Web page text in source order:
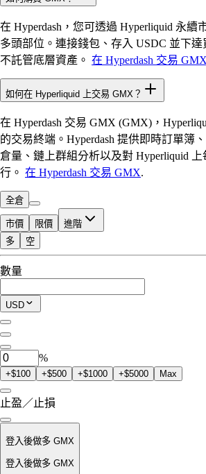
在 Hyperdash，您可透過 Hyperliquid 永續
多頭部位。連接錢包、存入 USDC 並下達
不託管底層資產。 在 Hyperdash 交易 GMX
如何在 Hyperliquid 上交易 GMX？
在 Hyperdash 交易 GMX (GMX)，
的交易終端。Hyperdash 提供即時訂單簿
倉量、鏈上群組分析以及對 Hyperliquid
行。 在 Hyperdash 交易 GMX.
全倉
市價 限價 進階
可交易額度
$0.00
當前持倉
0 GMX
多 空
數量
USD
%
+$100 +$500 +$1000 +$5000 Max
止盈／止損
登入後做多 GMX
登入後做多 GMX